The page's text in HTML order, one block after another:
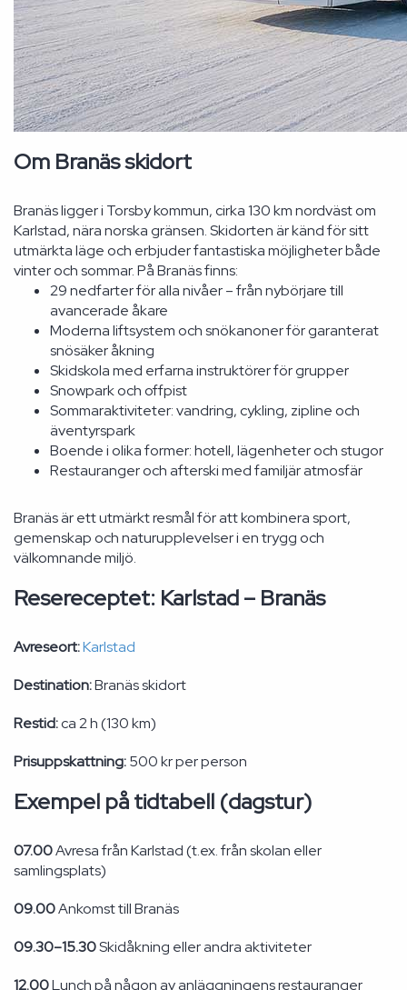
Om Branäs skidort
Branäs ligger i Torsby kommun, cirka 130 km nordväst om
Karlstad, nära norska gränsen. Skidorten är känd för sitt
utmärkta läge och erbjuder fantastiska möjligheter både
vinter och sommar. På Branäs finns:
29 nedfarter för alla nivåer – från nybörjare till
avancerade åkare
Moderna liftsystem och snökanoner för garanterat
snösäker åkning
Skidskola med erfarna instruktörer för grupper
Snowpark och offpist
Sommaraktiviteter: vandring, cykling, zipline och
äventyrspark
Boende i olika former: hotell, lägenheter och stugor
Restauranger och afterski med familjär atmosfär
Branäs är ett utmärkt resmål för att kombinera sport,
gemenskap och naturupplevelser i en trygg och
välkomnande miljö.
Resereceptet: Karlstad – Branäs
Avreseort:Karlstad
Destination:Branäs skidort
Restid:ca 2 h (130 km)
Prisuppskattning:500 kr per person
Exempel på tidtabell (dagstur)
07.00Avresa från Karlstad (t.ex. från skolan eller
samlingsplats)
09.00Ankomst till Branäs
09.30–15.30Skidåkning eller andra aktiviteter
12.00Lunch på någon av anläggningens restauranger